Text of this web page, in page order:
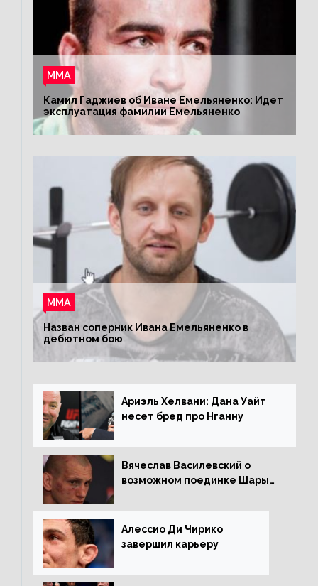
ММА
Камил Гаджиев об Иване Емельяненко: Идет
эксплуатация фамилии Емельяненко
ММА
Назван соперник Ивана Емельяненко в
дебютном бою
Ариэль Хелвани: Дана Уайт
несет бред про Нганну
Вячеслав Василевский о
возможном поединке Шары
Копыловым
Алессио Ди Чирико
завершил карьеру